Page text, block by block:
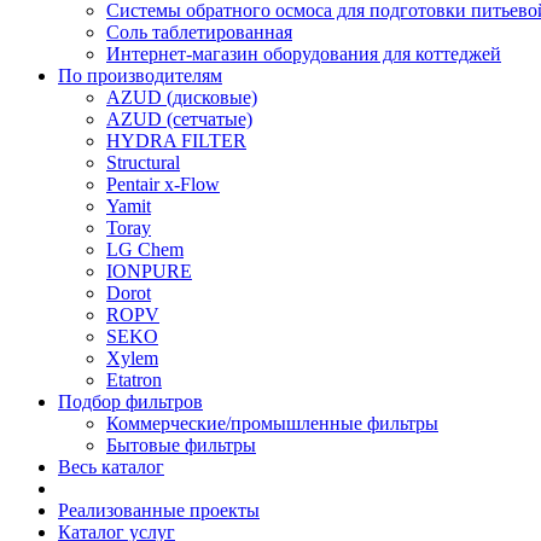
Системы обратного осмоса для подготовки
Соль таблетированная
Интернет-магазин оборудования для коттеджей
По производителям
AZUD (дисковые)
AZUD (сетчатые)
HYDRA FILTER
Structural
Pentair x-Flow
Yamit
Toray
LG Chem
IONPURE
Dorot
ROPV
SEKO
Xylem
Etatron
Подбор фильтров
Коммерческие/промышленные фильтры
Бытовые фильтры
Весь каталог
Реализованные проекты
Каталог услуг